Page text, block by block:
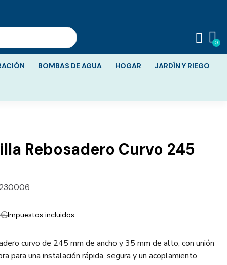
BOMBAS DE AGUA HOGAR JARDÍN Y RIEGO
Rebosadero Curvo 245
Impuestos incluidos
curvo de 245 mm de ancho y 35 mm de alto, con unión
para una instalación rápida, segura y un acoplamiento